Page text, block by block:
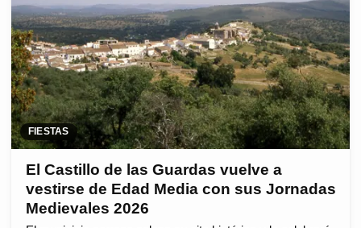
FIESTAS
El Castillo de las Guardas vuelve a
vestirse de Edad Media con sus Jornadas
Medievales 2026